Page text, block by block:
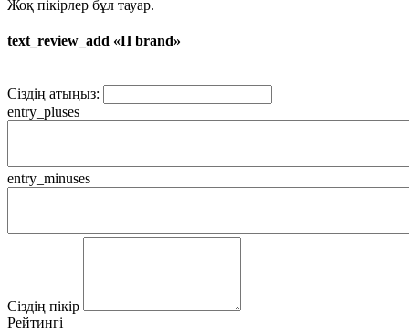
Жоқ пікірлер бұл тауар.
text_review_add «П brand»
Сіздің атыңыз:
entry_pluses
entry_minuses
Сіздің пікір
Рейтингі